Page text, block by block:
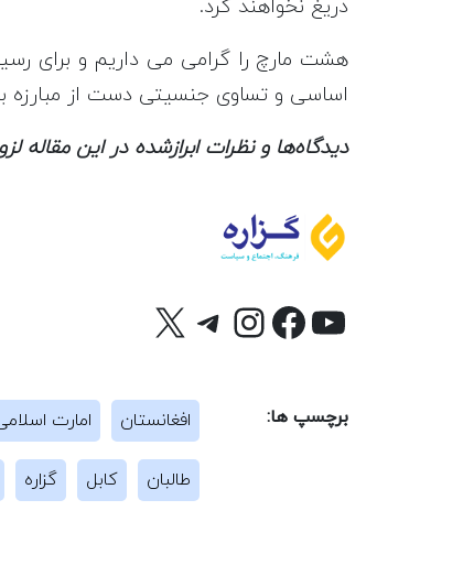
دریغ نخواهند کرد.
هشت مارچ را گرامی می داریم و برای
اساسی و تساوی جنسیتی دست از مبارزه
دیدگاه‌ها و نظرات ابرازشده در این مقاله
یوتیوب
فیس‌بوک
اینستاگرم
تلگرام
X
برچسپ ها: افغانستان امارت
طالبان کابل گزاره